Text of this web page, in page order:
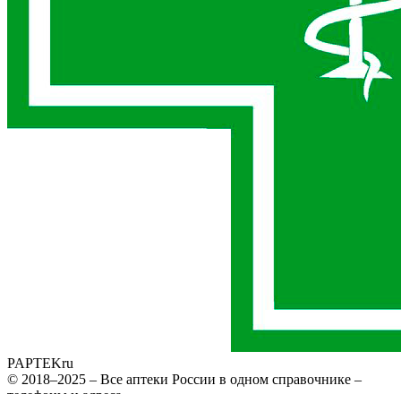
PAPTEKru
© 2018–2025 – Все аптеки России в одном справочнике –